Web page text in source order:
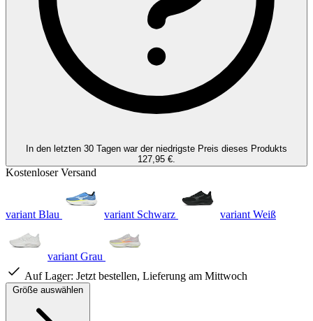
In den letzten 30 Tagen war der niedrigste Preis dieses Produkts
127,95 €.
Kostenloser Versand
variant Blau variant Schwarz variant Weiß
variant Grau
Auf Lager: Jetzt bestellen, Lieferung am Mittwoch
Größe auswählen